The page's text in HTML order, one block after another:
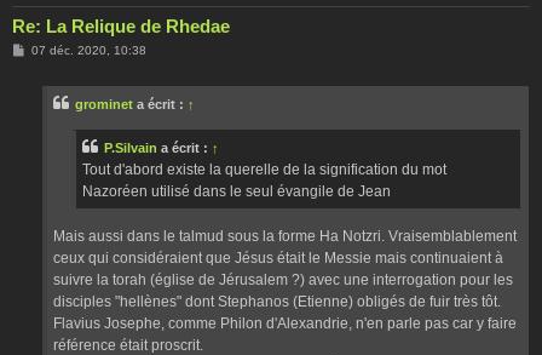
Re: La Relique de Rhedae
M07 déc. 2020, 10:38
grominet a écrit : ↑
P.Silvain a écrit : ↑
Tout d'abord existe la querelle de la signification du mot
Nazoréen utilisé dans le seul évangile de Jean
Mais aussi dans le talmud sous la forme Ha Notzri. Vraisemblablement
ceux qui considéraient que Jésus était le Messie mais continuaient à
suivre la torah (église de Jérusalem ?) avec une interrogation pour les
disciples "hellènes" dont Stephanos (Etienne) obligés de fuir très tôt.
Flavius Josephe, comme Philon d'Alexandrie, n'en parle pas car y faire
référence était proscrit.